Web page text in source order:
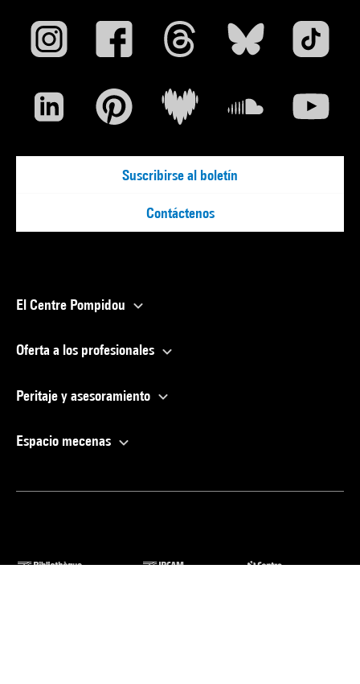
Suscribirse al boletín
Contáctenos
El Centre Pompidou
Oferta a los profesionales
Peritaje y asesoramiento
Espacio mecenas